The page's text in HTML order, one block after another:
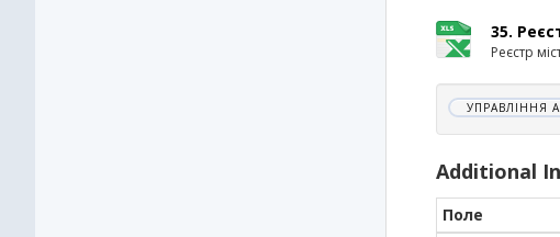
35.
Реєстр
УПРАВЛІННЯ
Additional
Поле